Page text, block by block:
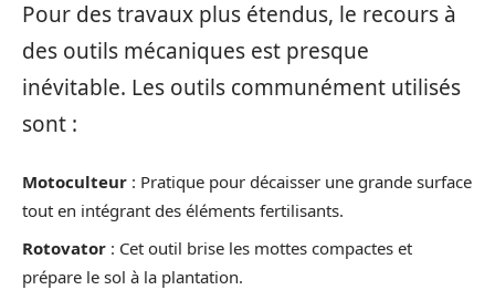
Pour des travaux plus étendus, le recours à
des outils mécaniques est presque
inévitable. Les outils communément utilisés
sont :
Motoculteur : Pratique pour décaisser une grande surface
tout en intégrant des éléments fertilisants.
Rotovator : Cet outil brise les mottes compactes et
prépare le sol à la plantation.